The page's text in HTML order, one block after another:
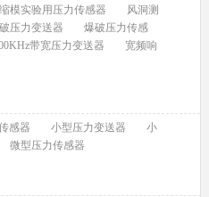
缩模实验用压力传感器
风洞测
压力变送器
爆破压力传感
带宽压力变送器
宽频响
感器 小型压力变送器
小
微型压力传感器